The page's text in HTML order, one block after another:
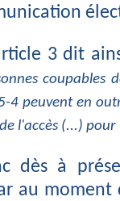
3 dit
coupables
4 peuvent en
l'accès (...)
dès à
au moment